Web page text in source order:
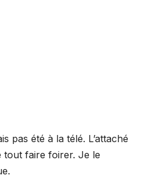
pas été à la télé. L’attaché
tout faire foirer. Je le